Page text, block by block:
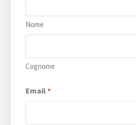
Nome
Cognome
Email *